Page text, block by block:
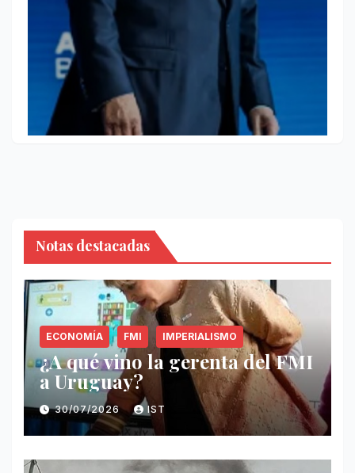
Notas destacadas
ECONOMÍA FMI IMPERIALISMO
¿A qué vino la gerenta del FMI
a Uruguay?
30/07/2026 IST